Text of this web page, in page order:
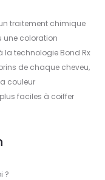
traitement chimique
une coloration
la technologie Bond Rx
de chaque cheveu,
couleur
faciles à coiffer
?